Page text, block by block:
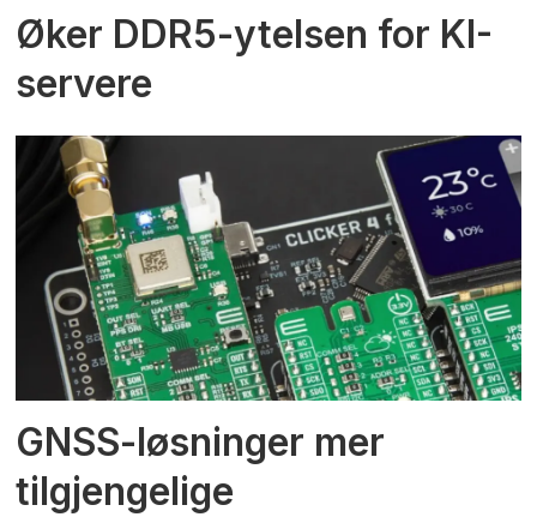
Øker DDR5-ytelsen for KI-
servere
GNSS-løsninger mer
tilgjengelige